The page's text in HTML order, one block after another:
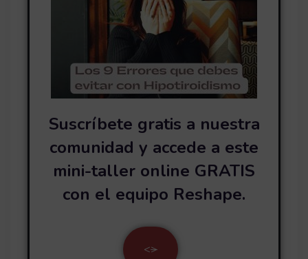
Suscríbete gratis a nuestra
comunidad y accede a este
mini-taller online GRATIS
con el equipo Reshape.
<>